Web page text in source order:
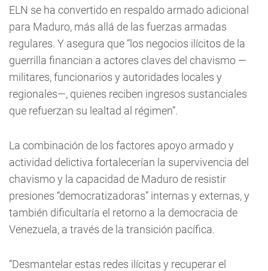
ELN se ha convertido en respaldo armado adicional
para Maduro, más allá de las fuerzas armadas
regulares. Y asegura que “los negocios ilícitos de la
guerrilla financian a actores claves del chavismo —
militares, funcionarios y autoridades locales y
regionales—, quienes reciben ingresos sustanciales
que refuerzan su lealtad al régimen”.
La combinación de los factores apoyo armado y
actividad delictiva fortalecerían la supervivencia del
chavismo y la capacidad de Maduro de resistir
presiones “democratizadoras” internas y externas, y
también dificultaría el retorno a la democracia de
Venezuela, a través de la transición pacífica.
“Desmantelar estas redes ilícitas y recuperar el